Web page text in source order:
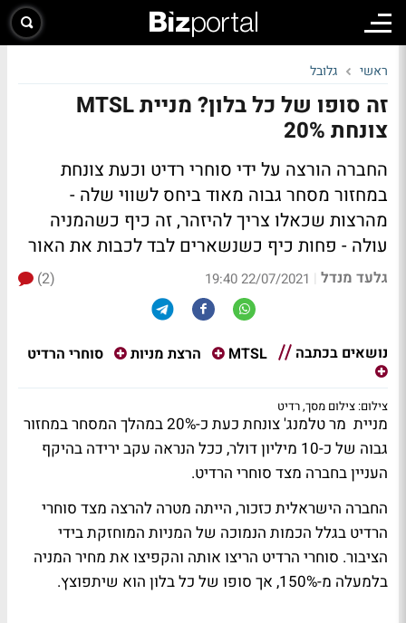
ראשי גלובל
זה סופו של כל בלון? מניית MTSL
צונחת 20%
החברה הורצה על ידי סוחרי רדיט וכעת צונחת
במחזור מסחר גבוה מאוד ביחס לשווי שלה -
מהרצות שכאלו צריך להיזהר, זה כיף כשהמניה
עולה - פחות כיף כשנשארים לבד לכבות את האור
גלעד מנדל |
22/07/2021 19:40
(2)
נושאים בכתבה MTSL הרצת מניות סוחרי הרדיט
צילום: צילום מסך, רדיט
מניית מר טלמנג' צונחת כעת כ-20% במהלך המסחר במחזור
גבוה של כ-10 מיליון דולר, ככל הנראה עקב ירידה בהיקף
העניין בחברה מצד סוחרי הרדיט.
החברה הישראלית כזכור, הייתה מטרה להרצה מצד סוחרי
הרדיט בגלל הכמות הנמוכה של המניות המוחזקת בידי
הציבור. סוחרי הרדיט הריצו אותה והקפיצו את מחיר המניה
בלמעלה מ-150%, אך סופו של כל בלון הוא שיתפוצץ.